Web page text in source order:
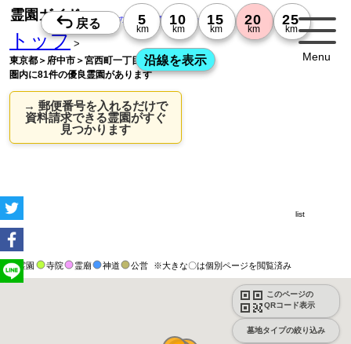
Menu
霊園ガイド お墓探しの老舗・霊園ガイドWeb版
トップ >
東京都＞府中市＞宮西町一丁目の20km
圏内に81件の優良霊園があります
→ 郵便番号を入れるだけで
資料請求できる霊園がすぐ
見つかります
霊園 寺院 霊廟 神道 公営 ※大きな〇は個別ページを閲覧済み
このページの
QRコード表示
墓地タイプの絞り込み
list